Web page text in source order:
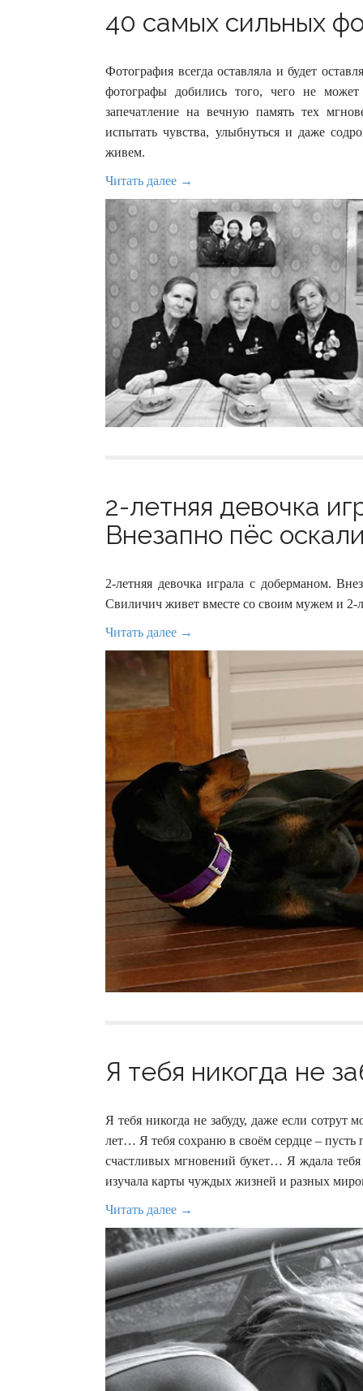
40 самых сильных
Фотография всегда оставляла и будет
фотографы добились того, чего не
запечатление на вечную память тех
испытать чувства, улыбнуться и даже
живем.
Читать далее →
2-летняя девочка
Внезапно пёс
2-летняя девочка играла с доберманом.
Свиличич живет вместе со своим мужем и 2-
Читать далее →
Я тебя никогда не
Я тебя никогда не забуду, даже если
лет… Я тебя сохраню в своём сердце –
счастливых мгновений букет… Я ждала
изучала карты чуждых жизней и разных
Читать далее →